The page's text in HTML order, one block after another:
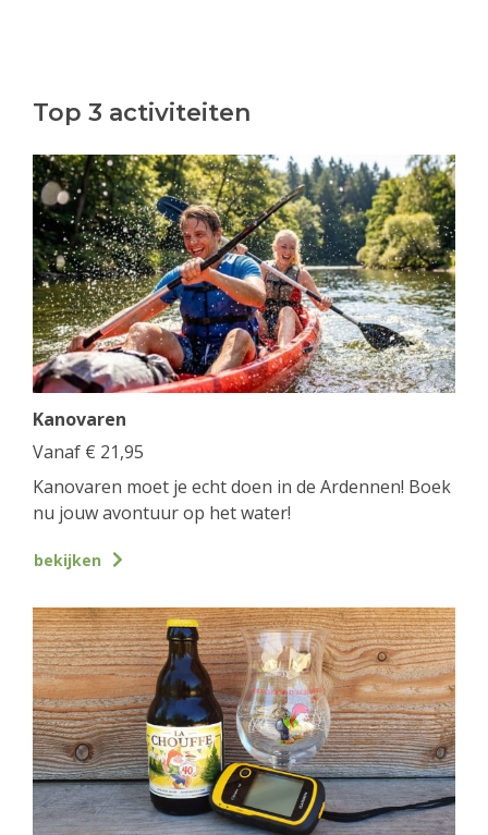
Top 3 activiteiten
Kanovaren
Vanaf € 21,95
Kanovaren moet je echt doen in de Ardennen! Boek
nu jouw avontuur op het water!
bekijken